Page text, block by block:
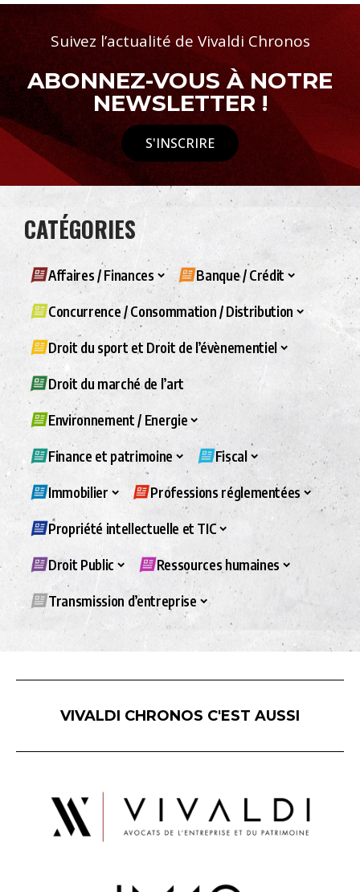
Suivez l’actualité de Vivaldi Chronos
ABONNEZ-VOUS À NOTRE
NEWSLETTER !
S'INSCRIRE
CATÉGORIES
Affaires / Finances Banque / Crédit
Concurrence / Consommation / Distribution
Droit du sport et Droit de l’évènementiel
Droit du marché de l’art
Environnement / Energie
Finance et patrimoine Fiscal
Immobilier Professions réglementées
Propriété intellectuelle et TIC
Droit Public Ressources humaines
Transmission d’entreprise
VIVALDI CHRONOS C'EST AUSSI